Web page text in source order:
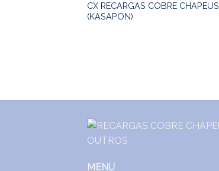
CX RECARGAS COBRE CHAPEUS
(KASAPON)
MENU